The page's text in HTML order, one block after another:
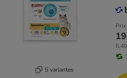
5 variantes